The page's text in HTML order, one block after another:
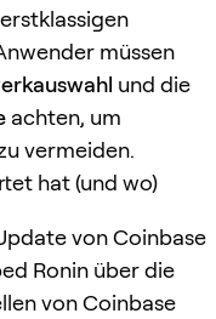
müssen
und die
achten, um
vermeiden.
hat (und wo)
von Coinbase
Ronin über die
von Coinbase